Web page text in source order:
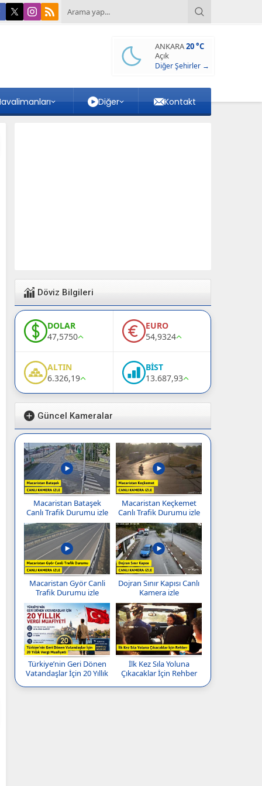
ANKARA20 °C
Açık
Diğer Şehirler →
Diğer Kontakt
Döviz Bilgileri
DOLAR
47,5750
EURO
54,9324
ALTIN
6.326,19
BİST
13.687,93
Güncel Kameralar
Macaristan Bataşek
Canlı Trafik Durumu izle
Macaristan Keçkemet
Canlı Trafik Durumu izle
Macaristan Györ Canli
Trafik Durumu izle
Dojran Sınır Kapısı Canlı
Kamera izle
Türkiye’nin Geri Dönen
Vatandaşlar İçin 20 Yıllık
İlk Kez Sıla Yoluna
Çıkacaklar İçin Rehber